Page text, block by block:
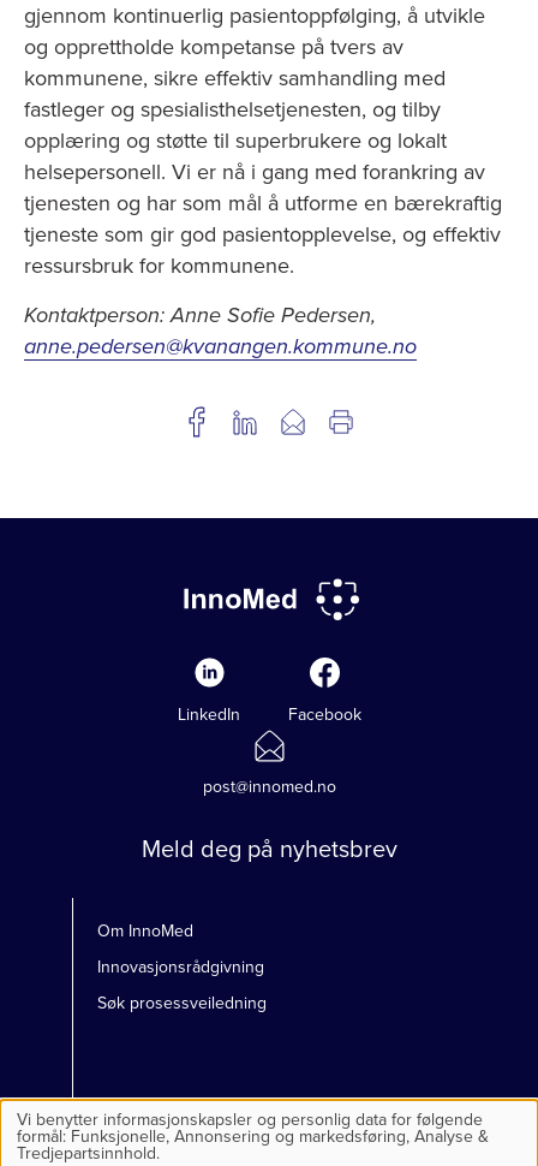
gjennom kontinuerlig pasientoppfølging, å utvikle
og opprettholde kompetanse på tvers av
kommunene, sikre effektiv samhandling med
fastleger og spesialisthelsetjenesten, og tilby
opplæring og støtte til superbrukere og lokalt
helsepersonell. Vi er nå i gang med forankring av
tjenesten og har som mål å utforme en bærekraftig
tjeneste som gir god pasientopplevelse, og effektiv
ressursbruk for kommunene.
Kontaktperson: Anne Sofie Pedersen,
anne.pedersen@kvanangen.kommune.no
LinkedIn Facebook
post@innomed.no
Meld deg på nyhetsbrev
Om InnoMed
Innovasjonsrådgivning
Søk prosessveiledning
Bruk
av
Vi benytter informasjonskapsler og personlig data for følgende
formål: Funksjonelle, Annonsering og markedsføring, Analyse &
Tredjepartsinnhold.